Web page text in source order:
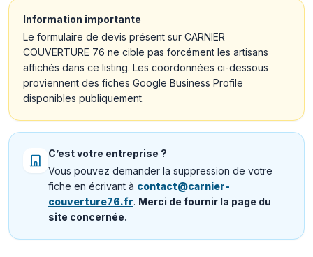
Information importante
Le formulaire de devis présent sur CARNIER
COUVERTURE 76 ne cible pas forcément les artisans
affichés dans ce listing. Les coordonnées ci-dessous
proviennent des fiches Google Business Profile
disponibles publiquement.
C’est votre entreprise ?
Vous pouvez demander la suppression de votre
fiche en écrivant à contact@carnier-
couverture76.fr. Merci de fournir la page du
site concernée.